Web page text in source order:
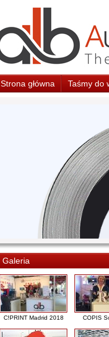
Strona główna Taśmy do
Galeria
C!PRINT Madrid 2018 COPIS